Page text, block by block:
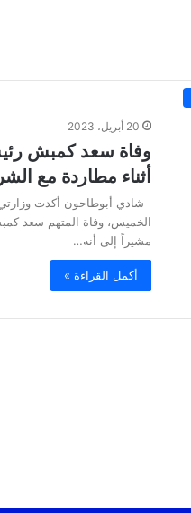
20 أبريل، 2023
وفاة سعد كمبش
أثناء مطاردة مع
شادي أبوطاحون أكدت وزارتي
الخميس، وفاة المتهم سعد
مشيراً إلى أنه…
أكمل القراءة »